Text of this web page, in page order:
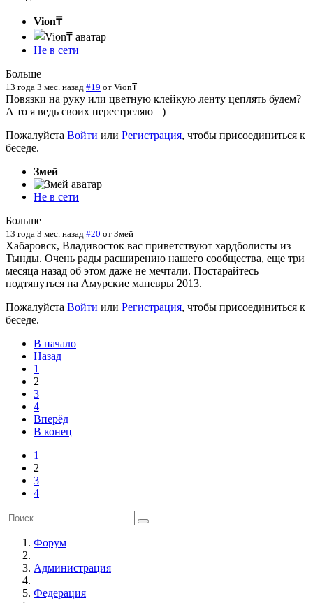
Vion₸
Не в сети
Больше
13 года 3 мес. назад #19 от Vion₸
Повязки на руку или цветную клейкую ленту цеплять будем?
А то я ведь своих перестреляю =)
Пожалуйста Войти или Регистрация, чтобы присоединиться к
беседе.
Змей
Не в сети
Больше
13 года 3 мес. назад #20 от Змей
Хабаровск, Владивосток вас приветствуют хардболисты из
Тынды. Очень рады расширению нашего сообщества, еще три
месяца назад об этом даже не мечтали. Постарайтесь
подтянуться на Амурские маневры 2013.
Пожалуйста Войти или Регистрация, чтобы присоединиться к
беседе.
В начало
Назад
1
2
3
4
Вперёд
В конец
1
2
3
4
Форум
Администрация
Федерация